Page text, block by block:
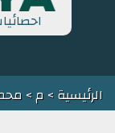
الرئيسية> م>